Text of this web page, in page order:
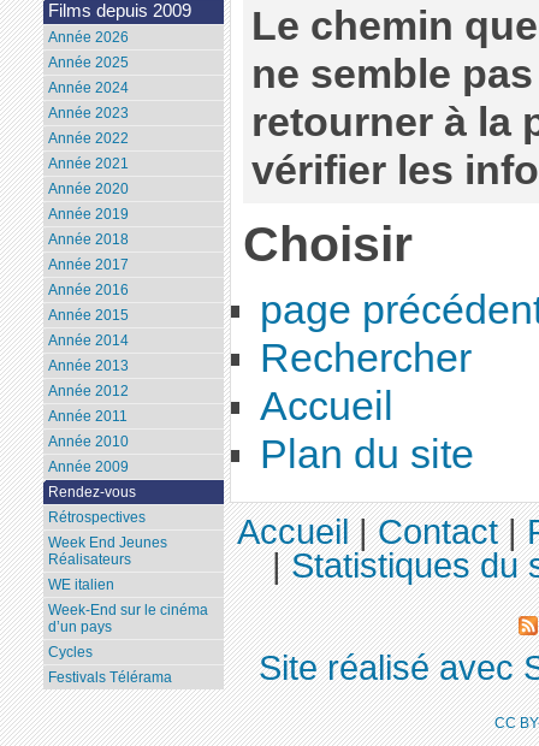
Le chemin
ne semble
retourner à la
vérifier les
Choisir
page
Rechercher
Accueil
Plan du site
Films depuis 2009
Année 2026
Année 2025
Année 2024
Année 2023
Année 2022
Année 2021
Année 2020
Année 2019
Année 2018
Année 2017
Année 2016
Année 2015
Année 2014
Année 2013
Année 2012
Année 2011
Année 2010
Année 2009
Rendez-vous
Rétrospectives
Week End Jeunes
Réalisateurs
WE italien
Week-End sur le cinéma
d’un pays
Cycles
Festivals Télérama
Accueil|Contact|
|Statistiques du
Site réalisé avec
CC